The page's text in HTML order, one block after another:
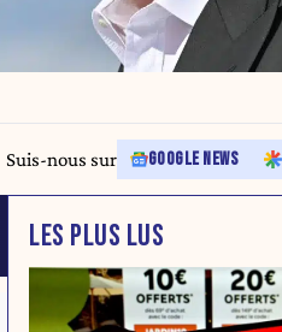
Suis-nous sur GOOGLE NEWS
LES PLUS LUS